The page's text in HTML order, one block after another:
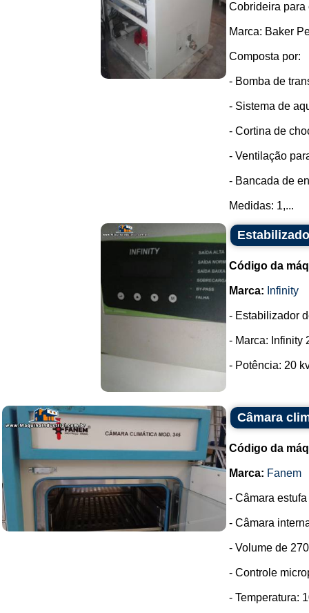
Cobrideira para
Marca: Baker
Composta por:
- Bomba de
- Sistema de
- Cortina de
- Ventilação
- Bancada de
Medidas: 1,...
Código da
Marca: Infinity
- Estabilizador
- Marca: Infinity
- Potência: 20
Câmara
Código da
Marca: Fanem
- Câmara
- Câmara
- Volume de
- Controle
- Temperatura: